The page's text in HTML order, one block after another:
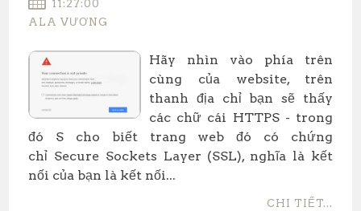
11:27:00
ALA VƯƠNG
​Hãy nhìn vào phía trên
cùng của website, trên
thanh địa chỉ bạn sẽ thấy
các chữ cái HTTPS - trong
đó S cho biết trang web đó có chứng
chỉ Secure Sockets Layer (SSL), nghĩa là kết
nối của bạn là kết nối...
CHI TIẾT...